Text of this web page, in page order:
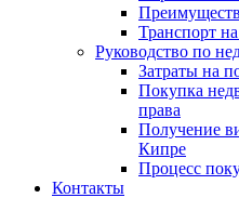
Транспорт
Руководство по
Затраты на
Покупка
права
Получение
Кипре
Процесс
Контакты